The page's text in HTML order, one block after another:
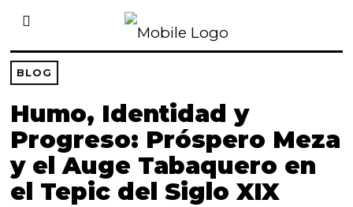
BLOG
Humo, Identidad y
Progreso: Próspero Meza
y el Auge Tabaquero en
el Tepic del Siglo XIX